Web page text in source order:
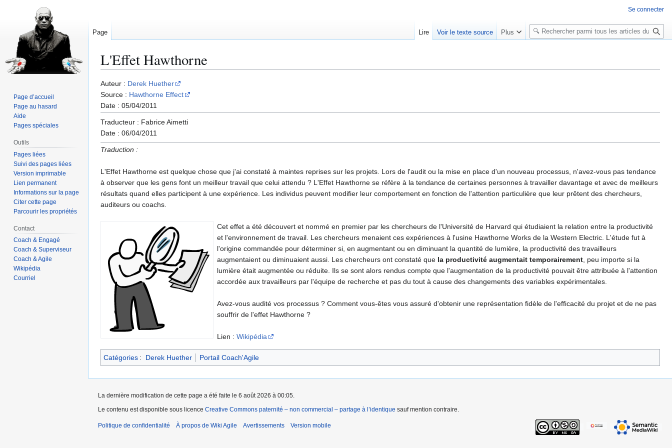
L'Effet Hawthorne
Aller
à
la
Aller
à
la
Auteur : Derek Huether
Source : Hawthorne Effect
Date : 05/04/2011
Traducteur : Fabrice Aimetti
Date : 06/04/2011
Traduction :
L'Effet Hawthorne est quelque chose que j'ai constaté à maintes reprises sur les projets. Lors de l'audit ou la mise en place d'un nouveau processus, n'avez-vous pas tendance
à observer que les gens font un meilleur travail que celui attendu ? L'Effet Hawthorne se réfère à la tendance de certaines personnes à travailler davantage et avec de meilleurs
résultats quand elles participent à une expérience. Les individus peuvent modifier leur comportement en fonction de l'attention particulière que leur prêtent des chercheurs,
auditeurs ou coachs.
Cet effet a été découvert et nommé en premier par les chercheurs de l'Université de Harvard qui étudiaient la relation entre la productivité
et l'environnement de travail. Les chercheurs menaient ces expériences à l'usine Hawthorne Works de la Western Electric. L'étude fut à
l'origine commandée pour déterminer si, en augmentant ou en diminuant la quantité de lumière, la productivité des travailleurs
augmentaient ou diminuaient aussi. Les chercheurs ont constaté que la productivité augmentait temporairement , peu importe si la
lumière était augmentée ou réduite. Ils se sont alors rendus compte que l'augmentation de la productivité pouvait être attribuée à l'attention
accordée aux travailleurs par l'équipe de recherche et pas du tout à cause des changements des variables expérimentales.
Avez-vous audité vos processus ? Comment vous-êtes vous assuré d'obtenir une représentation fidèle de l'efficacité du projet et de ne pas
souffrir de l'effet Hawthorne ?
Lien : Wikipédia
Catégories : Derek Huether Portail Coach'Agile
Se connecter
Page Lire Voir le texte source Plus
R
e
e
Page d’accueil
Page au hasard
Aide
Pages spéciales
Outils
Pages liées
Suivi des pages liées
Version imprimable
Lien permanent
Informations sur la page
Citer cette page
Parcourir les propriétés
Contact
Coach & Engagé
Coach & Superviseur
Coach & Agile
Wikipédia
Courriel
La dernière modification de cette page a été faite le 6 août 2026 à 00:05.
Le contenu est disponible sous licence Creative Commons paternité – non commercial – partage à l’identique sauf mention contraire.
Politique de confidentialité À propos de Wiki Agile Avertissements Version mobile